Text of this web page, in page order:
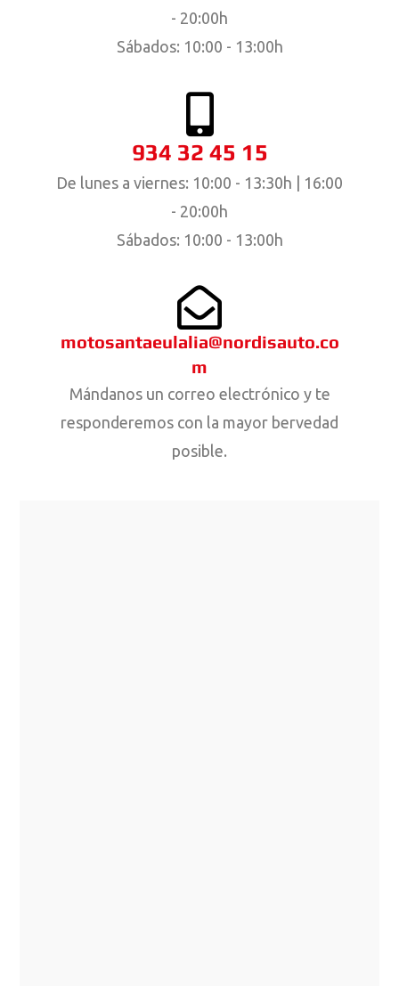
- 20:00h
Sábados: 10:00 - 13:00h
934 32 45 15
De lunes a viernes: 10:00 - 13:30h | 16:00
- 20:00h
Sábados: 10:00 - 13:00h
motosantaeulalia@nordisauto.co
m
Mándanos un correo electrónico y te
responderemos con la mayor bervedad
posible.